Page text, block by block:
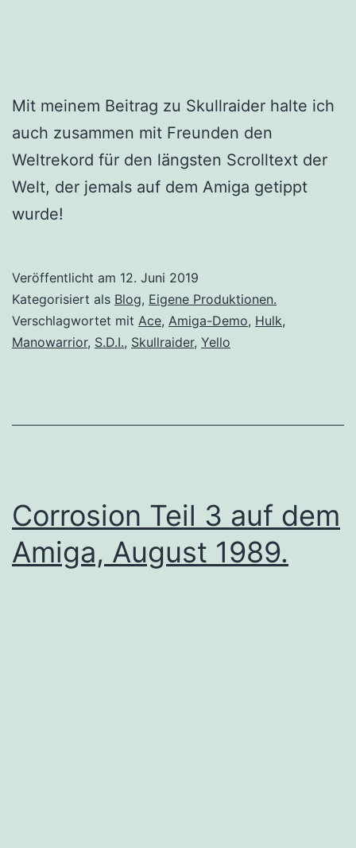
Mit meinem Beitrag zu Skullraider halte ich
auch zusammen mit Freunden den
Weltrekord für den längsten Scrolltext der
Welt, der jemals auf dem Amiga getippt
wurde!
Veröffentlicht am 12. Juni 2019
Kategorisiert als Blog, Eigene Produktionen.
Verschlagwortet mit Ace, Amiga-Demo, Hulk,
Manowarrior, S.D.I., Skullraider, Yello
Corrosion Teil 3 auf dem
Amiga, August 1989.